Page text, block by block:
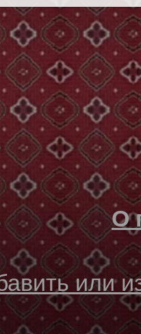
О
или